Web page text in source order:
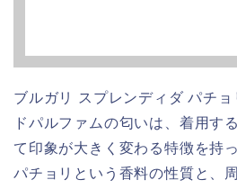
ブルガリ スプレンディダ パチ
ドパルファムの匂いは、着用す
て印象が大きく変わる特徴を持
パチョリという香料の性質と、